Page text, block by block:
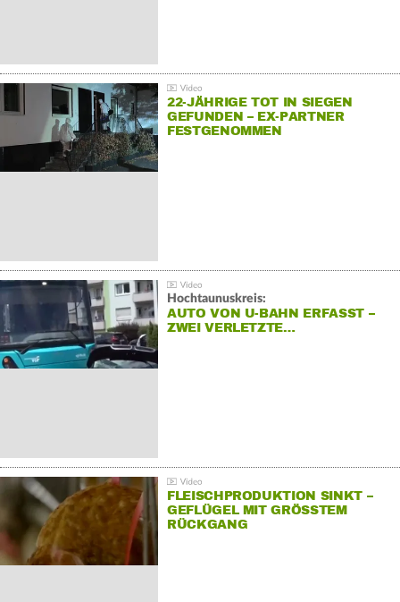
22-JÄHRIGE TOT IN SIEGEN
GEFUNDEN – EX-PARTNER
FESTGENOMMEN
Hochtaunuskreis:
AUTO VON U-BAHN ERFASST –
ZWEI VERLETZTE…
FLEISCHPRODUKTION SINKT –
GEFLÜGEL MIT GRÖSSTEM R
ÜCKGANG